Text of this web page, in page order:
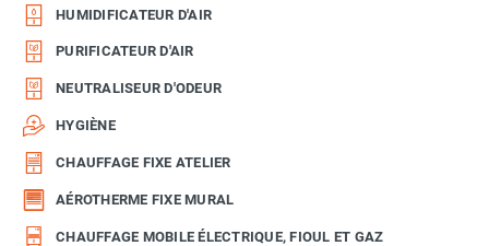
HUMIDIFICATEUR D'AIR
PURIFICATEUR D'AIR
NEUTRALISEUR D'ODEUR
HYGIÈNE
CHAUFFAGE FIXE ATELIER
AÉROTHERME FIXE MURAL
CHAUFFAGE MOBILE ÉLECTRIQUE, FIOUL ET GAZ